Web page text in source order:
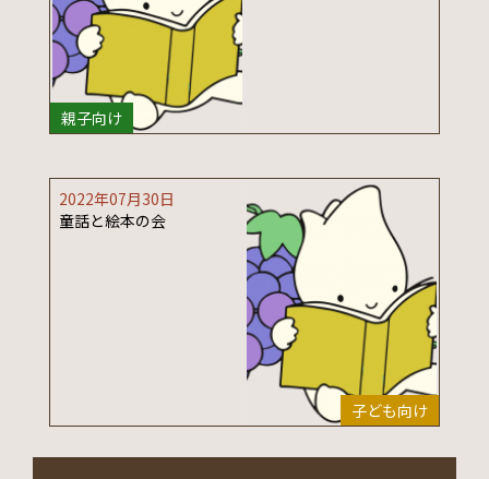
親子向け
子ども向け
2022年07月30日
童話と絵本の会